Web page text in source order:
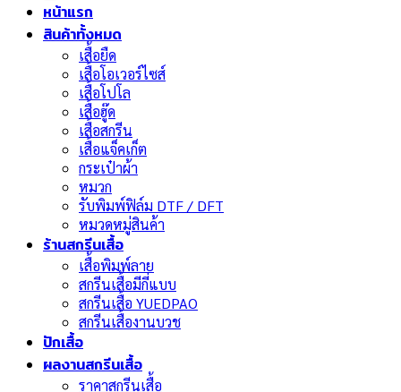
หน้าแรก
สินค้าทั้งหมด
เสื้อยืด
เสื้อโอเวอร์ไซส์
เสื้อโปโล
เสื้อฮู๊ด
เสื้อสกรีน
เสื้อแจ็คเก็ต
กระเป๋าผ้า
หมวก
รับพิมพ์ฟิล์ม DTF / DFT
หมวดหมู่สินค้า
ร้านสกรีนเสื้อ
เสื้อพิมพ์ลาย
สกรีนเสื้อมีกี่แบบ
สกรีนเสื้อ YUEDPAO
สกรีนเสื้องานบวช
ปักเสื้อ
ผลงานสกรีนเสื้อ
ราคาสกรีนเสื้อ